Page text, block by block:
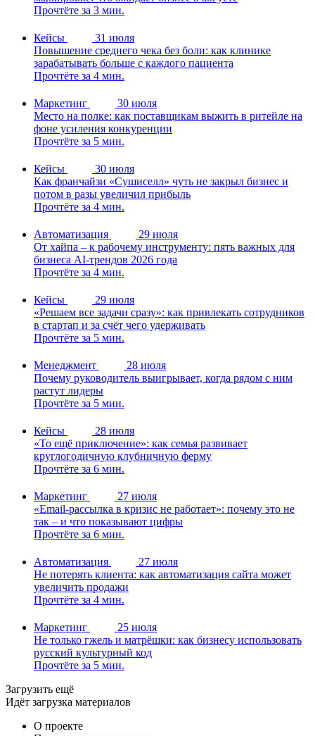
Прочтёте за 3 мин.
Кейсы
31 июля
Повышение среднего чека без боли: как клинике
зарабатывать больше с каждого пациента
Прочтёте за 4 мин.
Маркетинг
30 июля
Место на полке: как поставщикам выжить в ритейле на
фоне усиления конкуренции
Прочтёте за 5 мин.
Кейсы
30 июля
Как франчайзи «Сушиселл» чуть не закрыл бизнес и
потом в разы увеличил прибыль
Прочтёте за 4 мин.
Автоматизация
29 июля
От хайпа – к рабочему инструменту: пять важных для
бизнеса AI-трендов 2026 года
Прочтёте за 4 мин.
Кейсы
29 июля
«Решаем все задачи сразу»: как привлекать сотрудников
в стартап и за счёт чего удерживать
Прочтёте за 5 мин.
Менеджмент
28 июля
Почему руководитель выигрывает, когда рядом с ним
растут лидеры
Прочтёте за 5 мин.
Кейсы
28 июля
«То ещё приключение»: как семья развивает
круглогодичную клубничную ферму
Прочтёте за 6 мин.
Маркетинг
27 июля
«Email-рассылка в кризис не работает»: почему это не
так – и что показывают цифры
Прочтёте за 6 мин.
Автоматизация
27 июля
Не потерять клиента: как автоматизация сайта может
увеличить продажи
Прочтёте за 4 мин.
Маркетинг
25 июля
Не только гжель и матрёшки: как бизнесу использовать
русский культурный код
Прочтёте за 5 мин.
Загрузить ещё
Идёт загрузка материалов
О проекте